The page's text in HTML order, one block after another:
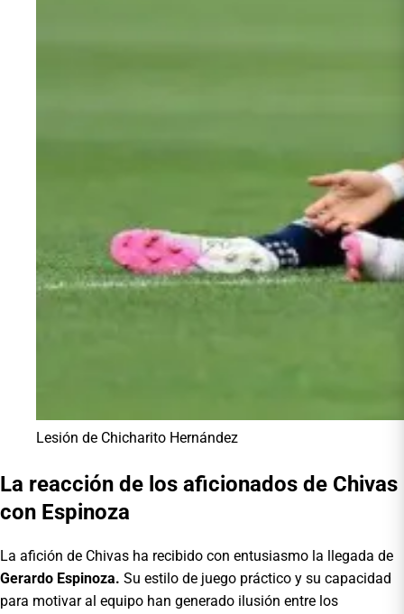
Lesión de Chicharito Hernández
La reacción de los aficionados de Chivas
con Espinoza
La afición de Chivas ha recibido con entusiasmo la llegada de
Gerardo Espinoza. Su estilo de juego práctico y su capacidad
para motivar al equipo han generado ilusión entre los